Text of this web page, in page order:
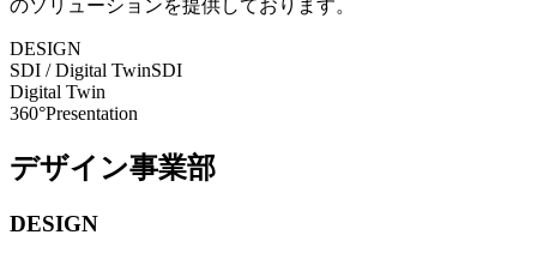
のソリューションを提供しております。
DESIGN
SDI / Digital TwinSDI
Digital Twin
360°Presentation
デザイン事業部
DESIGN